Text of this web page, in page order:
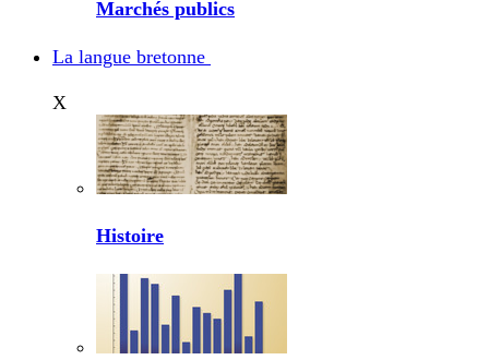
Marchés publics
La langue bretonne
X
Histoire